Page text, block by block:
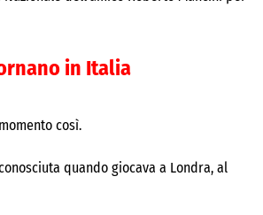
in Italia
così.
quando giocava a Londra, al